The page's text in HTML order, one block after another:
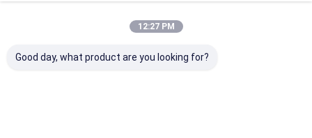
12:27 PM
Good day, what product are you looking for?